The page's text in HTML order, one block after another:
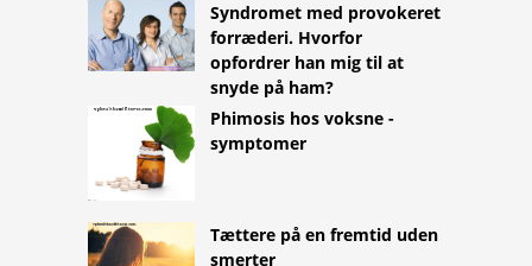
Syndromet med provokeret
forræderi. Hvorfor
opfordrer han mig til at
snyde på ham?
Phimosis hos voksne -
symptomer
Tættere på en fremtid uden
smerter